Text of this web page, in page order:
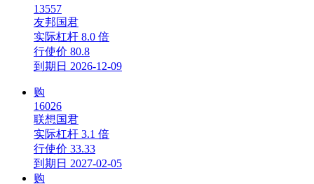
13557
友邦国君
实际杠杆 8.0 倍
行使价 80.8
到期日 2026-12-09
购
16026
联想国君
实际杠杆 3.1 倍
行使价 33.33
到期日 2027-02-05
购